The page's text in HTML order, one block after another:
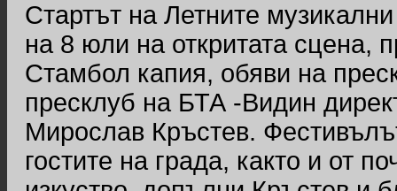
Стартът на Летните
на 8 юли на откритата сцена,
Стамбол капия, обяви на
пресклуб на БТА -Видин
Мирослав Кръстев.
гостите на града, както и от